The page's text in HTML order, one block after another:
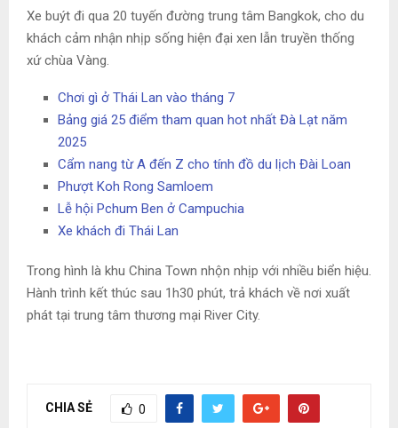
Xe buýt đi qua 20 tuyến đường trung tâm Bangkok, cho du
khách cảm nhận nhịp sống hiện đại xen lẫn truyền thống
xứ chùa Vàng.
Chơi gì ở Thái Lan vào tháng 7
Bảng giá 25 điểm tham quan hot nhất Đà Lạt năm
2025
Cẩm nang từ A đến Z cho tính đồ du lịch Đài Loan
Phượt Koh Rong Samloem
Lễ hội Pchum Ben ở Campuchia
Xe khách đi Thái Lan
Trong hình là khu China Town nhộn nhịp với nhiều biển hiệu.
Hành trình kết thúc sau 1h30 phút, trả khách về nơi xuất
phát tại trung tâm thương mại River City.
CHIA SẺ 0